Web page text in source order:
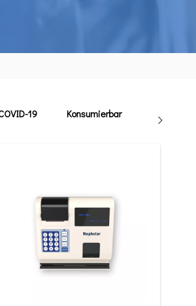
19 Konsumierbar